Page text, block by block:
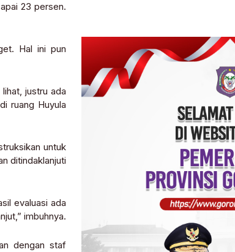
23 persen.
Hal ini pun
justru ada
ruang Huyula
untuk
ditindaklanjuti
evaluasi ada
imbuhnya.
dengan staf